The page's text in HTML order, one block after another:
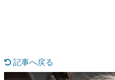
マンガ
記事へ戻る